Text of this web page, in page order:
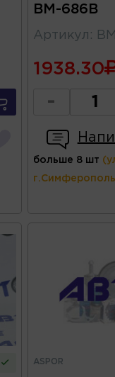
BM-686B
Артикул :
1938.30
-
больше 8 шт
ASPOR